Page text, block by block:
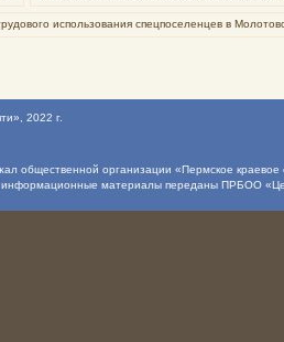
использования спецпоселенцев в
, 2022 г.
общественной организации «Пермское
информационные материалы переданы ПРБОО